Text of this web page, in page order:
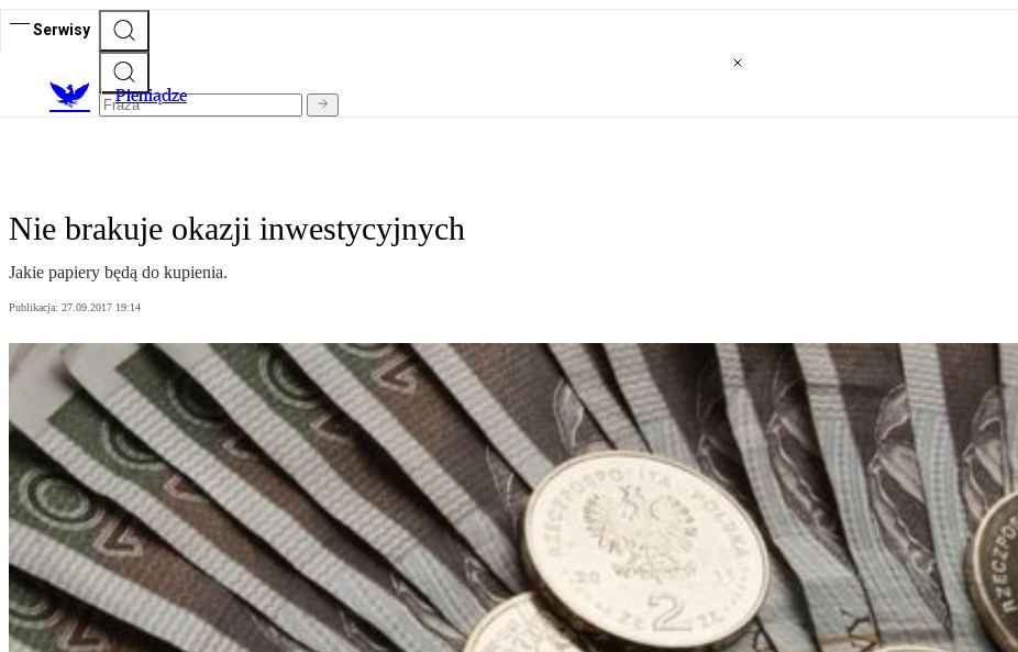
Serwisy
Pieniądze
Nie brakuje okazji inwestycyjnych
Jakie papiery będą do kupienia.
Publikacja: 27.09.2017 19:14